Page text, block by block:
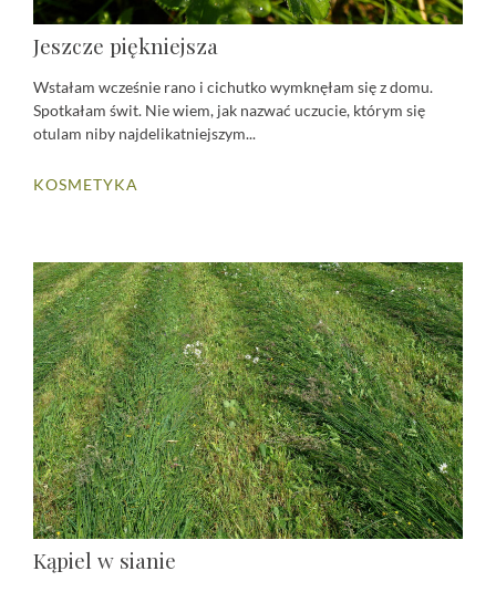
Jeszcze piękniejsza
Wstałam wcześnie rano i cichutko wymknęłam się z domu.
Spotkałam świt. Nie wiem, jak nazwać uczucie, którym się
otulam niby najdelikatniejszym...
KOSMETYKA
Kąpiel w sianie